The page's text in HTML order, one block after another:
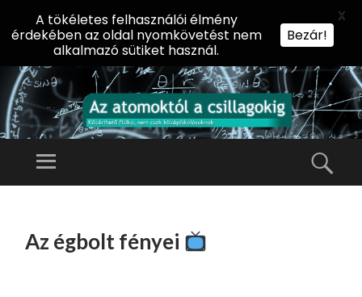
AZ
KT
Előadássorozat
Természettudományi
Menü
TARTALOMHOZ
Az égbolt fényei
A tökéletes felhasználói élmény
érdekében az oldal nyomkövetést nem
alkalmazó sütiket használ.
Bezár!
X